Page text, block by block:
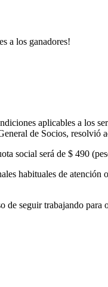
a los ganadores!
aplicables a los
de Socios, resolvió
social será de $ 490
habituales de
seguir trabajando